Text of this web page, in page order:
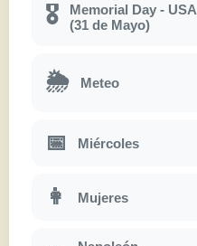
🎖
Memorial Day - USA
(31 de Mayo)
🌦 Meteo
📅 Miércoles
👩 Mujeres